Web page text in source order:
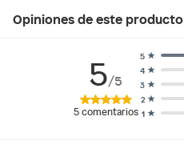
Opiniones de este producto
5/5
5 comentarios 1
2
3
4
5